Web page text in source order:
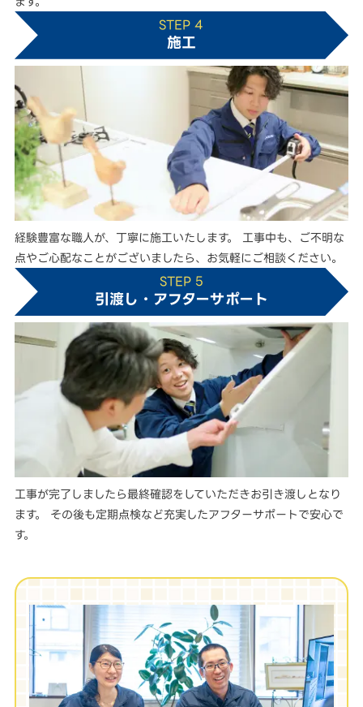
STEP 4
施工
経験豊富な職人が、丁寧に施工いたします。 工事中も、ご不明な
点やご心配なことがございましたら、お気軽にご相談ください。
STEP 5
引渡し・アフターサポート
工事が完了しましたら最終確認をしていただきお引き渡しとなり
ます。 その後も定期点検など充実したアフターサポートで安心で
す。